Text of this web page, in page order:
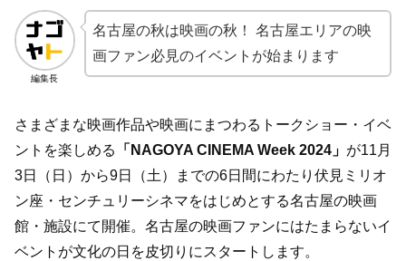
編集長
名古屋の秋は映画の秋！ 名古屋エリアの映
画ファン必見のイベントが始まります
さまざまな映画作品や映画にまつわるトークショー・イベ
ントを楽しめる
「NAGOYA CINEMA Week 2024」 が11月
3日（日）から9日（土）までの6日間にわたり伏見ミリオ
ン座・センチュリーシネマをはじめとする名古屋の映画
館・施設にて開催。名古屋の映画ファンにはたまらないイ
ベントが文化の日を皮切りにスタートします。